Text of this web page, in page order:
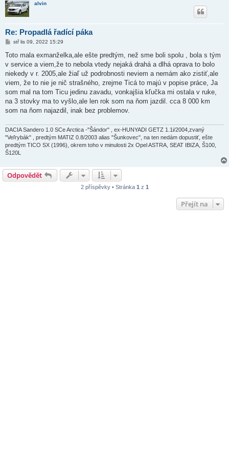
alvin
Re: Propadlá řadící páka
P
í
p
ě
e
k
stř lis 09, 2022 15:29
Toto mala exmanželka,ale ešte predtým, než sme boli spolu , bola s tým
v service a viem,že to nebola vtedy nejaká drahá a dlhá oprava to bolo
niekedy v r. 2005,ale žiaľ už podrobnosti neviem a nemám ako zistiť,ale
viem, že to nie je nič strašného, zrejme Ticá to majú v popise práce, Ja
som mal na tom Ticu jedinu zavadu, vonkajšia kľučka mi ostala v ruke,
na 3 stovky ma to vyšlo,ale len rok som na ňom jazdil. cca 8 000 km
som na ňom najazdil, inak bez problemov.
DACIA Sandero 1.0 SCe Arctica -"Šándor" , ex-HUNYADI GETZ 1.1i/2004,zvaný
"Veľrybák" , predtým MATIZ 0.8/2003 alias "Šunkovec", na ten nedám dopustiť, ešte
predtým TICO SX (1996), okrem toho v minulosti 2x Opel ASTRA, SEAT IBIZA, Š100,
Š120L
Odpovědět
2 příspěvky • Stránka 1 z 1
Přejít na